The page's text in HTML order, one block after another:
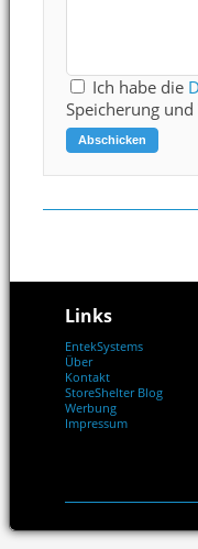
Ich habe die
Speicherung
Links
EntekSystems
Über
Kontakt
StoreShelter Blog
Werbung
Impressum